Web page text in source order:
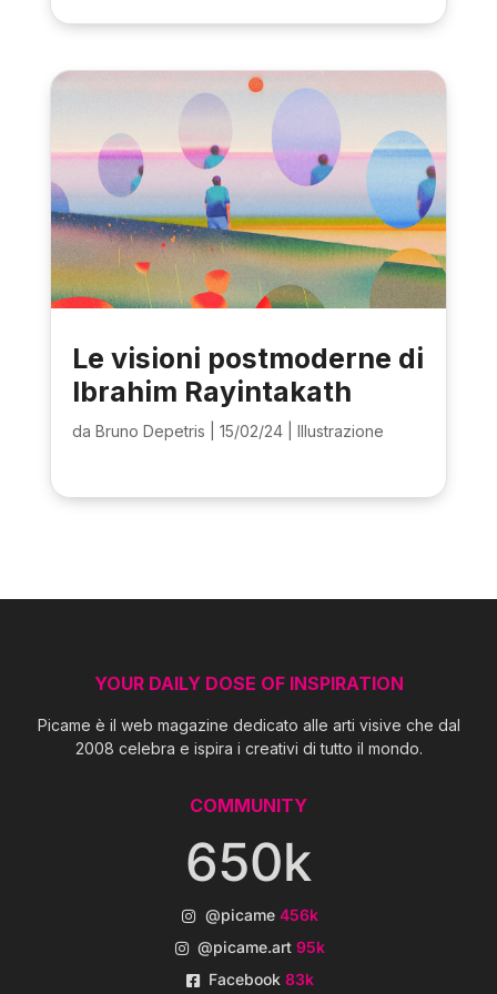
Le visioni postmoderne di
Ibrahim Rayintakath
da Bruno Depetris 15/02/24| Illustrazione
YOUR DAILY DOSE OF INSPIRATION
Picame è il web magazine dedicato alle arti visive che dal
2008 celebra e ispira i creativi di tutto il mondo.
COMMUNITY
650k
@picame 456k
@picame.art95k
Facebook83k